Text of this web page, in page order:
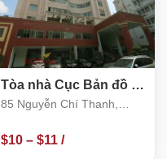
Tòa nhà Cục Bản đồ 85
Nguyễn Chí Thanh
85 Nguyễn Chí Thanh,
$10– $11/